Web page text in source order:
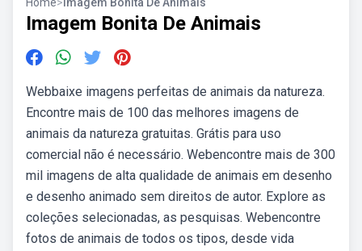
Imagem Bonita De Animais
Webbaixe imagens perfeitas de animais da natureza.
Encontre mais de 100 das melhores imagens de
animais da natureza gratuitas. Grátis para uso
comercial não é necessário. Webencontre mais de 300
mil imagens de alta qualidade de animais em desenho
e desenho animado sem direitos de autor. Explore as
coleções selecionadas, as pesquisas. Webencontre
fotos de animais de todos os tipos, desde vida